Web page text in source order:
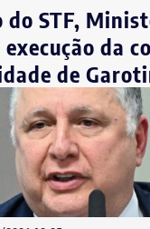
ou valor de
do STF,
da
de